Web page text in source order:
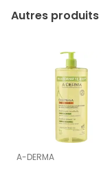
Autres
A-DERMA